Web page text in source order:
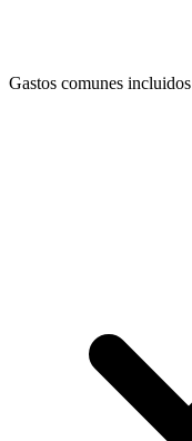
Gastos comunes incluidos